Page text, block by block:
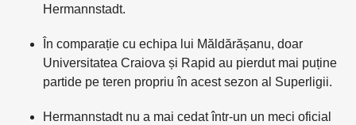
Hermannstadt.
În comparație cu echipa lui Măldărășanu, doar
Universitatea Craiova și Rapid au pierdut mai puține
partide pe teren propriu în acest sezon al Superligii.
Hermannstadt nu a mai cedat într-un un meci oficial